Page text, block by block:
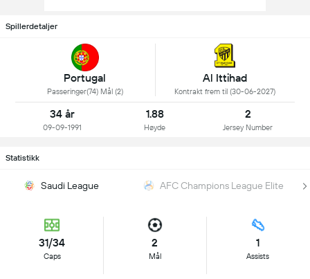
Spillerdetaljer
Portugal
Passeringer(74) Mål (2)
Al Ittihad
Kontrakt frem til (30-06-2027)
34 år
09-09-1991
1.88
Høyde
2
Jersey Number
Statistikk
Saudi League AFC Champions League Elite
31/34
Caps
2
Mål
1
Assists